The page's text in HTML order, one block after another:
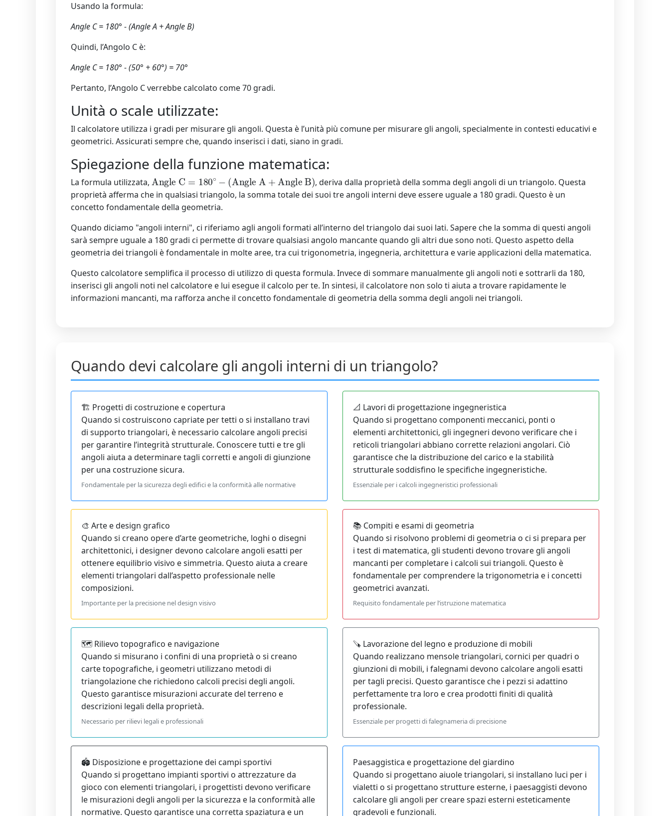
Usando la formula:
Angle C = 180° - (Angle A + Angle B)
Quindi, l’Angolo C è:
Angle C = 180° - (50° + 60°) = 70°
Pertanto, l’Angolo C verrebbe calcolato come 70 gradi.
Unità o scale utilizzate:
Il calcolatore utilizza i gradi per misurare gli angoli. Questa è l’unità più comune per misurare gli angoli, specialmente in contesti educativi e
geometrici. Assicurati sempre che, quando inserisci i dati, siano in gradi.
Spiegazione della funzione matematica:
La formula utilizzata,
Angle C= − Angle A Angle B
, deriva dalla proprietà della somma degli angoli di un triangolo. Questa
proprietà afferma che in qualsiasi triangolo, la somma totale dei suoi tre angoli interni deve essere uguale a 180 gradi. Questo è un
concetto fondamentale della geometria.
Quando diciamo "angoli interni", ci riferiamo agli angoli formati all’interno del triangolo dai suoi lati. Sapere che la somma di questi angoli
sarà sempre uguale a 180 gradi ci permette di trovare qualsiasi angolo mancante quando gli altri due sono noti. Questo aspetto della
geometria dei triangoli è fondamentale in molte aree, tra cui trigonometria, ingegneria, architettura e varie applicazioni della matematica.
Questo calcolatore semplifica il processo di utilizzo di questa formula. Invece di sommare manualmente gli angoli noti e sottrarli da 180,
inserisci gli angoli noti nel calcolatore e lui esegue il calcolo per te. In sintesi, il calcolatore non solo ti aiuta a trovare rapidamente le
informazioni mancanti, ma rafforza anche il concetto fondamentale di geometria della somma degli angoli nei triangoli.
Quando devi calcolare gli angoli interni di un triangolo?
🏗️ Progetti di costruzione e copertura
Quando si costruiscono capriate per tetti o si installano travi
di supporto triangolari, è necessario calcolare angoli precisi
per garantire l’integrità strutturale. Conoscere tutti e tre gli
angoli aiuta a determinare tagli corretti e angoli di giunzione
per una costruzione sicura.
Fondamentale per la sicurezza degli edifici e la conformità alle normative
📐 Lavori di progettazione ingegneristica
Quando si progettano componenti meccanici, ponti o
elementi architettonici, gli ingegneri devono verificare che i
reticoli triangolari abbiano corrette relazioni angolari. Ciò
garantisce che la distribuzione del carico e la stabilità
strutturale soddisfino le specifiche ingegneristiche.
Essenziale per i calcoli ingegneristici professionali
🎨 Arte e design grafico
Quando si creano opere d’arte geometriche, loghi o disegni
architettonici, i designer devono calcolare angoli esatti per
ottenere equilibrio visivo e simmetria. Questo aiuta a creare
elementi triangolari dall’aspetto professionale nelle
composizioni.
Importante per la precisione nel design visivo
📚 Compiti e esami di geometria
Quando si risolvono problemi di geometria o ci si prepara per
i test di matematica, gli studenti devono trovare gli angoli
mancanti per completare i calcoli sui triangoli. Questo è
fondamentale per comprendere la trigonometria e i concetti
geometrici avanzati.
Requisito fondamentale per l’istruzione matematica
🗺️ Rilievo topografico e navigazione
Quando si misurano i confini di una proprietà o si creano
carte topografiche, i geometri utilizzano metodi di
triangolazione che richiedono calcoli precisi degli angoli.
Questo garantisce misurazioni accurate del terreno e
descrizioni legali della proprietà.
Necessario per rilievi legali e professionali
🪚 Lavorazione del legno e produzione di mobili
Quando realizzano mensole triangolari, cornici per quadri o
giunzioni di mobili, i falegnami devono calcolare angoli esatti
per tagli precisi. Questo garantisce che i pezzi si adattino
perfettamente tra loro e crea prodotti finiti di qualità
professionale.
Essenziale per progetti di falegnameria di precisione
🏟️ Disposizione e progettazione dei campi sportivi
Quando si progettano impianti sportivi o attrezzature da
gioco con elementi triangolari, i progettisti devono verificare
le misurazioni degli angoli per la sicurezza e la conformità alle
normative. Questo garantisce una corretta spaziatura e un
Paesaggistica e progettazione del giardino
Quando si progettano aiuole triangolari, si installano luci per i
vialetti o si progettano strutture esterne, i paesaggisti devono
calcolare gli angoli per creare spazi esterni esteticamente
gradevoli e funzionali.